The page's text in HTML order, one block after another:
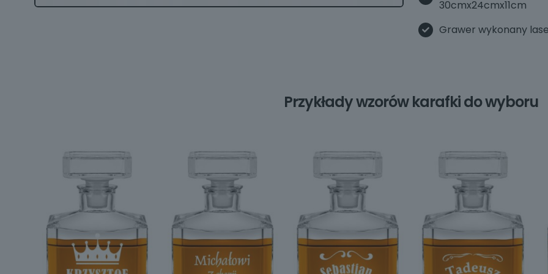
30cmx24cmx11cm
Grawer wykonany
Przykłady wzorów karafki do wyboru